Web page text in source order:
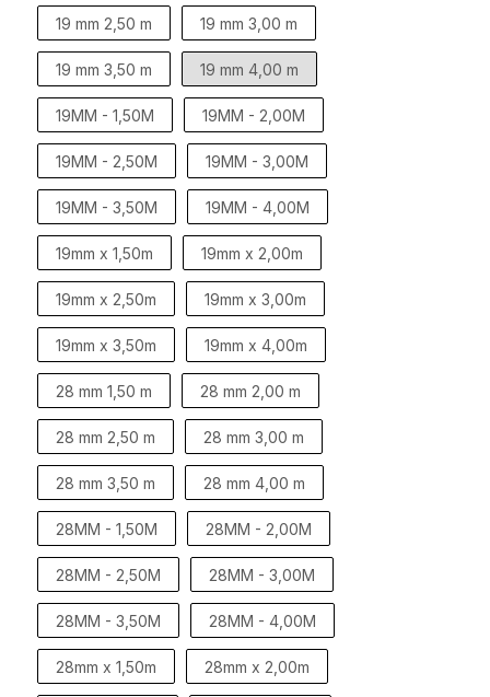
19 mm 2,50 m 19 mm 3,00 m
19 mm 3,50 m 19 mm 4,00 m
19MM - 1,50M 19MM - 2,00M
19MM - 2,50M 19MM - 3,00M
19MM - 3,50M 19MM - 4,00M
19mm x 1,50m 19mm x 2,00m
19mm x 2,50m 19mm x 3,00m
19mm x 3,50m 19mm x 4,00m
28 mm 1,50 m 28 mm 2,00 m
28 mm 2,50 m 28 mm 3,00 m
28 mm 3,50 m 28 mm 4,00 m
28MM - 1,50M 28MM - 2,00M
28MM - 2,50M 28MM - 3,00M
28MM - 3,50M 28MM - 4,00M
28mm x 1,50m 28mm x 2,00m